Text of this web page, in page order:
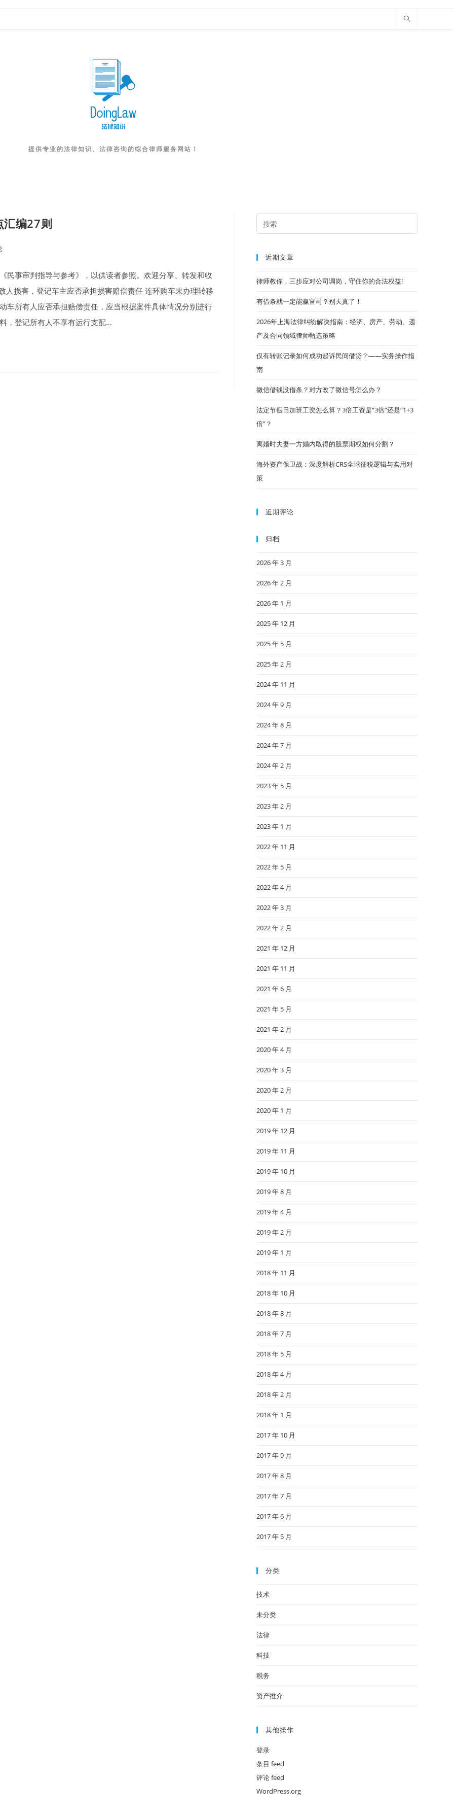
提供专业的法律知识、法律咨询的综合律师服务网站！
汇编27则
民事审判指导与参考》，以供读者参照。欢迎分享、转发和收
损害，登记车主应否承担损害赔偿责任 连环购车未办理转移
车所有人应否承担赔偿责任，应当根据案件具体情况分别进行
，登记所有人不享有运行支配…
近期文章
律师教你，三步应对公司调岗，守住你的合法权益!
有借条就一定能赢官司？别天真了！
2026年上海法律纠纷解决指南：经济、房产、劳动、遗
产及合同领域律师甄选策略
仅有转账记录如何成功起诉民间借贷？——实务操作指
南
微信借钱没借条？对方改了微信号怎么办？
法定节假日加班工资怎么算？3倍工资是“3倍”还是“1+3
倍”？
离婚时夫妻一方婚内取得的股票期权如何分割？
海外资产保卫战：深度解析CRS全球征税逻辑与实用对
策
近期评论
归档
2026 年 3 月
2026 年 2 月
2026 年 1 月
2025 年 12 月
2025 年 5 月
2025 年 2 月
2024 年 11 月
2024 年 9 月
2024 年 8 月
2024 年 7 月
2024 年 2 月
2023 年 5 月
2023 年 2 月
2023 年 1 月
2022 年 11 月
2022 年 5 月
2022 年 4 月
2022 年 3 月
2022 年 2 月
2021 年 12 月
2021 年 11 月
2021 年 6 月
2021 年 5 月
2021 年 2 月
2020 年 4 月
2020 年 3 月
2020 年 2 月
2020 年 1 月
2019 年 12 月
2019 年 11 月
2019 年 10 月
2019 年 8 月
2019 年 4 月
2019 年 2 月
2019 年 1 月
2018 年 11 月
2018 年 10 月
2018 年 8 月
2018 年 7 月
2018 年 5 月
2018 年 4 月
2018 年 2 月
2018 年 1 月
2017 年 10 月
2017 年 9 月
2017 年 8 月
2017 年 7 月
2017 年 6 月
2017 年 5 月
分类
技术
未分类
法律
科技
税务
资产推介
其他操作
登录
条目 feed
评论 feed
WordPress.org